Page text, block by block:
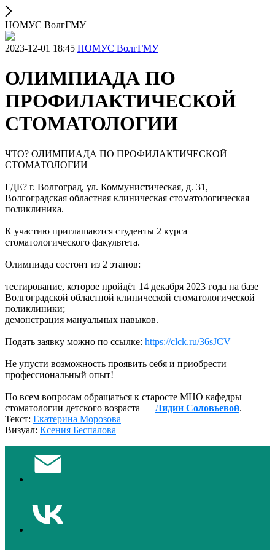
НОМУС ВолгГМУ
2023-12-01 18:45 НОМУС ВолгГМУ
ОЛИМПИАДА ПО
ПРОФИЛАКТИЧЕСКОЙ
СТОМАТОЛОГИИ
ЧТО? ОЛИМПИАДА ПО ПРОФИЛАКТИЧЕСКОЙ
СТОМАТОЛОГИИ
ГДЕ? г. Волгоград, ул. Коммунистическая, д. 31,
Волгоградская областная клиническая стоматологическая
поликлиника.
К участию приглашаются студенты 2 курса
стоматологического факультета.
Олимпиада состоит из 2 этапов:
тестирование, которое пройдёт 14 декабря 2023 года на базе
Волгоградской областной клинической стоматологической
поликлиники;
демонстрация мануальных навыков.
Подать заявку можно по ссылке: https://clck.ru/36sJCV
Не упусти возможность проявить себя и приобрести
профессиональный опыт!
По всем вопросам обращаться к старосте МНО кафедры
стоматологии детского возраста — Лидии Соловьевой.
Текст: Екатерина Морозова
Визуал: Ксения Беспалова